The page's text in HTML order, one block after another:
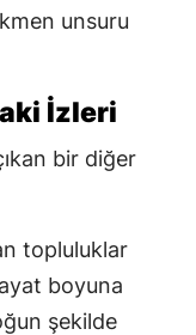
unsuru
İzleri
bir diğer
topluluklar
boyuna
şekilde